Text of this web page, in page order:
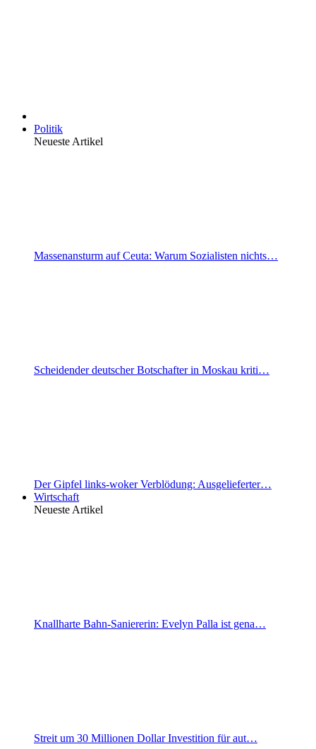
Politik
Neueste Artikel
Massenansturm auf Ceuta: Warum Sozialisten nichts…
Scheidender deutscher Botschafter in Moskau kriti…
Der Gipfel links-woker Verblödung: Ausgelieferter…
Wirtschaft
Neueste Artikel
Knallharte Bahn-Saniererin: Evelyn Palla ist gena…
Streit um 30 Millionen Dollar Investition für aut…